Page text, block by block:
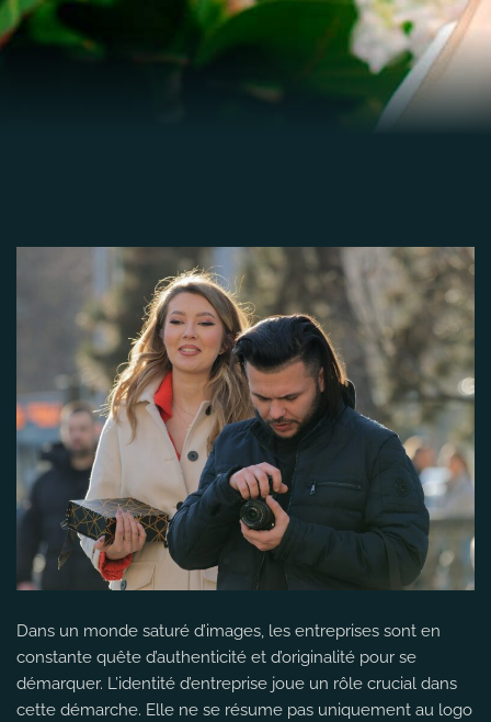
Dans un monde saturé d’images, les entreprises sont en
constante quête d’authenticité et d’originalité pour se
démarquer. L’identité d’entreprise joue un rôle crucial dans
cette démarche. Elle ne se résume pas uniquement au logo